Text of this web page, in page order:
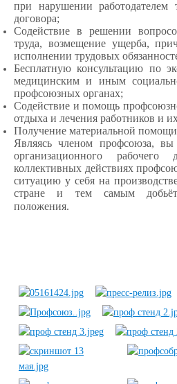
при нарушении работодателем
договора;
Содействие в решении
труда, возмещение ущерба,
исполнении трудовых
Бесплатную консультацию по
медицинским и иным
профсоюзных органах;
Содействие и помощь
отдыха и лечения работников и
Получение материальной помощи
Являясь членом профсоюза, вы
организационного
коллективных действиях
ситуацию у себя на
стране и тем самым
положения.